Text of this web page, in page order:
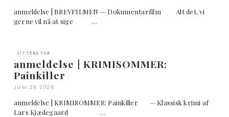
anmeldelse | BREVFILMEN — Dokumentarfilm Alt det, vi
gerne vil nå at sige …
LITTERATUR
anmeldelse | KRIMISOMMER:
Painkiller
JUNI 28, 2026
anmeldelse | KRIMISOMMER: Painkiller — Klassisk krimi af
Lars Kjædegaard …